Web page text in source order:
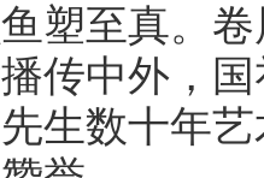
塑至真。
传中外，
生数十年